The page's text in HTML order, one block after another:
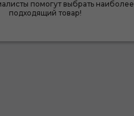
помогут выбрать наиболее
подходящий товар!